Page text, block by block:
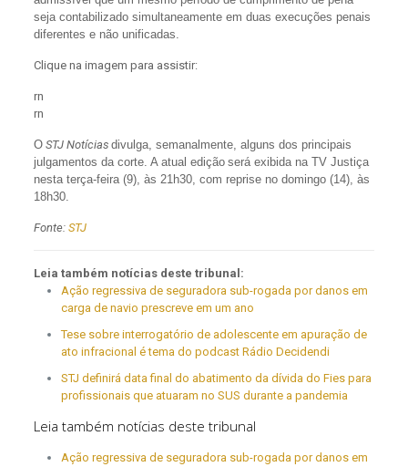
seja contabilizado simultaneamente em duas execuções penais
diferentes e não unificadas.
Clique na imagem para assistir:
rn
rn
O STJ Notícias divulga, semanalmente, alguns dos principais
julgamentos da corte. A atual edição será exibida na TV Justiça
nesta terça-feira (9), às 21h30, com reprise no domingo (14), às
18h30.
Fonte: STJ
Leia também notícias deste tribunal:
Ação regressiva de seguradora sub-rogada por danos em
carga de navio prescreve em um ano
Tese sobre interrogatório de adolescente em apuração de
ato infracional é tema do podcast Rádio Decidendi
STJ definirá data final do abatimento da dívida do Fies para
profissionais que atuaram no SUS durante a pandemia
Leia também notícias deste tribunal
Ação regressiva de seguradora sub-rogada por danos em